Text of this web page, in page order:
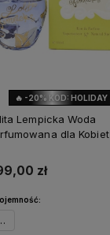
🔥 -20% KOD: HOLIDAY
Lempicka Woda
dla Kobiet
zł